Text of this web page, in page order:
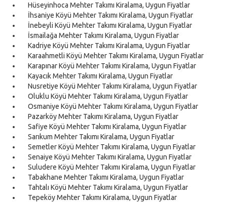
Hüseyinhoca Mehter Takımı Kiralama, Uygun Fiyatlar
İhsaniye Köyü Mehter Takımı Kiralama, Uygun Fiyatlar
İnebeyli Köyü Mehter Takımı Kiralama, Uygun Fiyatlar
İsmailağa Mehter Takımı Kiralama, Uygun Fiyatlar
Kadriye Köyü Mehter Takımı Kiralama, Uygun Fiyatlar
Karaahmetli Köyü Mehter Takımı Kiralama, Uygun Fiyatlar
Karapınar Köyü Mehter Takımı Kiralama, Uygun Fiyatlar
Kayacık Mehter Takımı Kiralama, Uygun Fiyatlar
Nusretiye Köyü Mehter Takımı Kiralama, Uygun Fiyatlar
Oluklu Köyü Mehter Takımı Kiralama, Uygun Fiyatlar
Osmaniye Köyü Mehter Takımı Kiralama, Uygun Fiyatlar
Pazarköy Mehter Takımı Kiralama, Uygun Fiyatlar
Safiye Köyü Mehter Takımı Kiralama, Uygun Fiyatlar
Sarıkum Mehter Takımı Kiralama, Uygun Fiyatlar
Semetler Köyü Mehter Takımı Kiralama, Uygun Fiyatlar
Senaiye Köyü Mehter Takımı Kiralama, Uygun Fiyatlar
Suludere Köyü Mehter Takımı Kiralama, Uygun Fiyatlar
Tabakhane Mehter Takımı Kiralama, Uygun Fiyatlar
Tahtalı Köyü Mehter Takımı Kiralama, Uygun Fiyatlar
Tepeköy Mehter Takımı Kiralama, Uygun Fiyatlar